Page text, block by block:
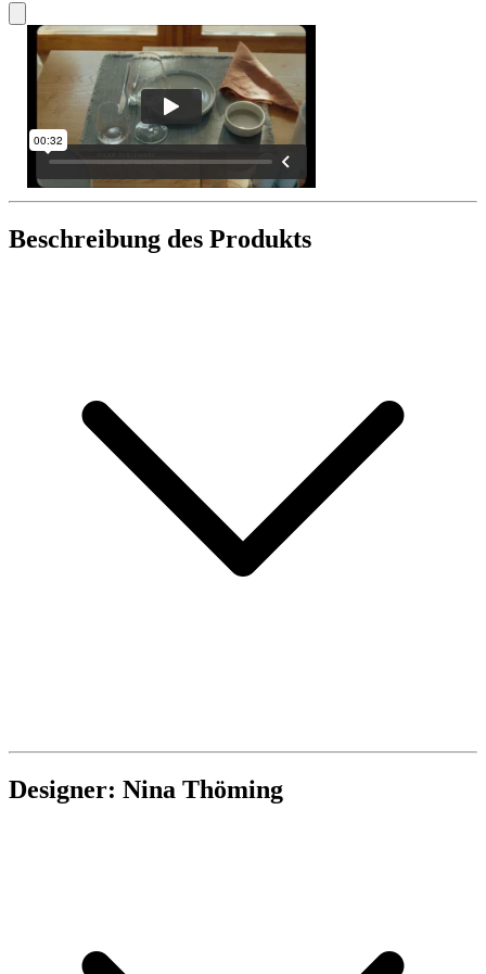
Beschreibung des Produkts
Designer: Nina Thöming